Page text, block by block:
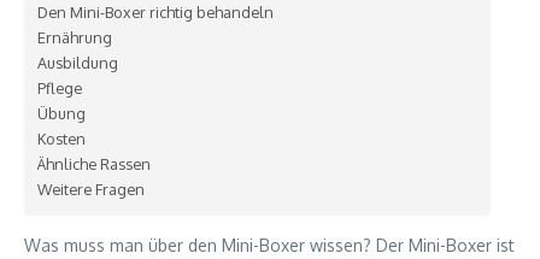
Den Mini-Boxer richtig behandeln
Ernährung
Ausbildung
Pflege
Übung
Kosten
Ähnliche Rassen
Weitere Fragen
Was muss man über den Mini-Boxer wissen? Der Mini-Boxer ist